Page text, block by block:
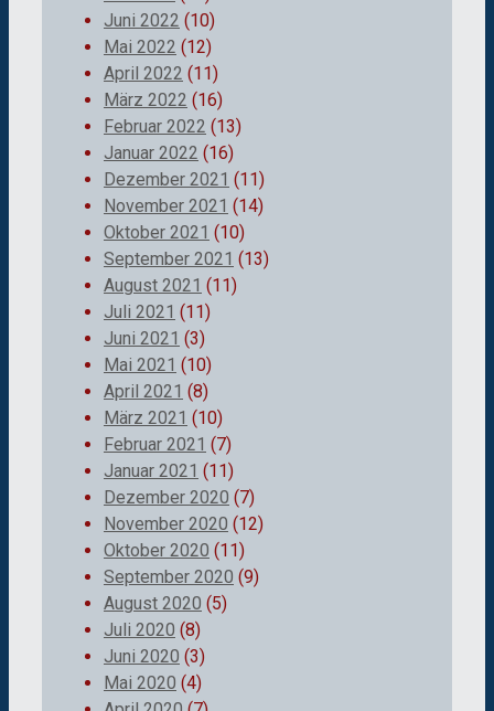
Juni 2022 (10)
Mai 2022 (12)
April 2022 (11)
März 2022 (16)
Februar 2022 (13)
Januar 2022 (16)
Dezember 2021 (11)
November 2021 (14)
Oktober 2021 (10)
September 2021 (13)
August 2021 (11)
Juli 2021 (11)
Juni 2021 (3)
Mai 2021 (10)
April 2021 (8)
März 2021 (10)
Februar 2021 (7)
Januar 2021 (11)
Dezember 2020 (7)
November 2020 (12)
Oktober 2020 (11)
September 2020 (9)
August 2020 (5)
Juli 2020 (8)
Juni 2020 (3)
Mai 2020 (4)